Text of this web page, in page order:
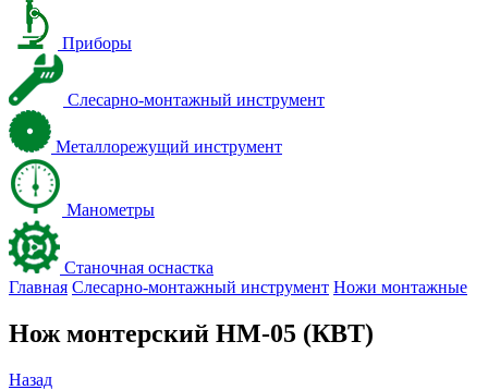
Приборы
Слесарно-монтажный инструмент
Металлорежущий инструмент
Манометры
Станочная оснастка
Главная Слесарно-монтажный инструмент Ножи монтажные
Нож монтерский НМ-05 (КВТ)
Назад